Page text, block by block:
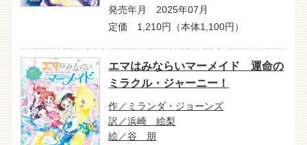
発売年月 2025年07月
定価 1,210円（本体1,100円）
エマはみならいマーメイド 運命の
ミラクル・ジャーニー！
作／ミランダ・ジョーンズ
訳／浜崎 絵梨
絵／谷 朋